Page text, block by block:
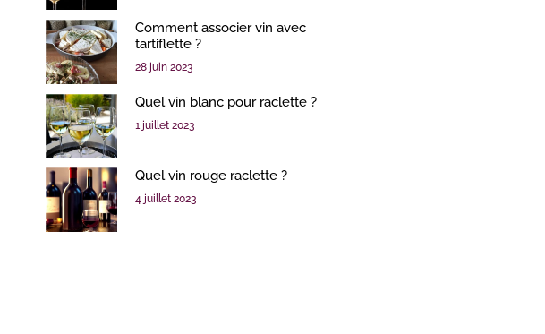
Comment associer vin avec
tartiflette ?
28 juin 2023
Quel vin blanc pour raclette ?
1 juillet 2023
Quel vin rouge raclette ?
4 juillet 2023